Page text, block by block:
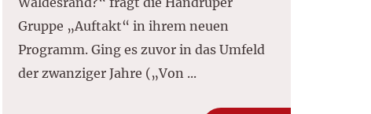
Gruppe „Auftakt“ in ihrem neuen
Programm. Ging es zuvor in das Umfeld
der zwanziger Jahre („Von ...